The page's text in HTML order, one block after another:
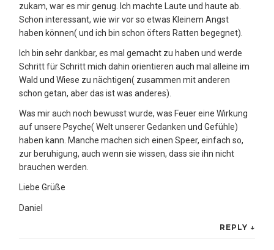
zukam, war es mir genug. Ich machte Laute und haute ab.
Schon interessant, wie wir vor so etwas Kleinem Angst
haben können( und ich bin schon öfters Ratten begegnet).
Ich bin sehr dankbar, es mal gemacht zu haben und werde
Schritt für Schritt mich dahin orientieren auch mal alleine im
Wald und Wiese zu nächtigen( zusammen mit anderen
schon getan, aber das ist was anderes).
Was mir auch noch bewusst wurde, was Feuer eine Wirkung
auf unsere Psyche( Welt unserer Gedanken und Gefühle)
haben kann. Manche machen sich einen Speer, einfach so,
zur beruhigung, auch wenn sie wissen, dass sie ihn nicht
brauchen werden.
Liebe Grüße
Daniel
REPLY ↓